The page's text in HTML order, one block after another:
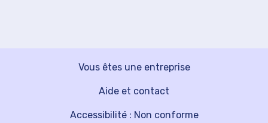
Vous êtes une entreprise
Aide et contact
Accessibilité : Non conforme